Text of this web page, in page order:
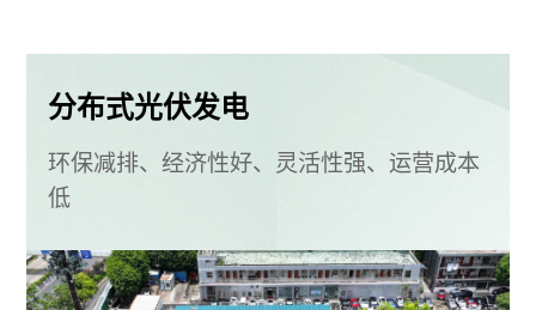
分布式光伏发电
环保减排、经济性好、灵活性强、运营成本
低